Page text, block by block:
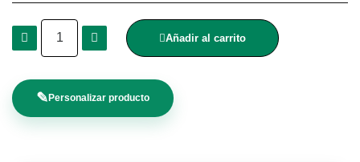
Añadir al carrito
✎Personalizar producto